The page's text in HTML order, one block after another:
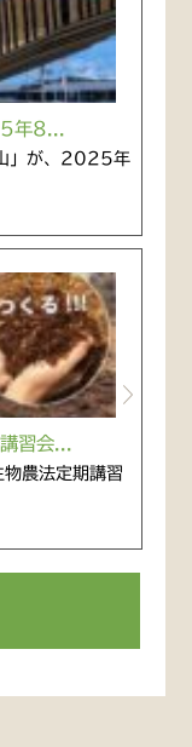
年8...
」が、2025年
習会...
農法定期講習